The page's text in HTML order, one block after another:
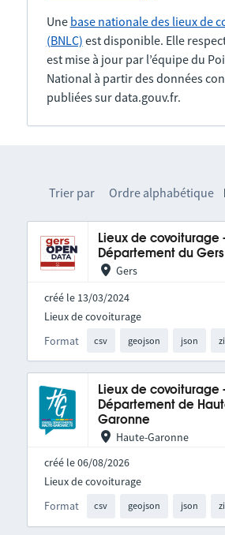
Une base nationale des lieux de
(BNLC) est disponible. Elle
est mise à jour par l’équipe du
National à partir des données
publiées sur data.gouv.fr.
Trier par Ordre alphabétique
Lieux de covoiturage
Département du Gers
Gers
créé le 13/03/2024
Format csv geojson json
Lieux de covoiturage
Lieux de covoiturage
Département de
Garonne
Haute-Garonne
créé le 06/08/2026
Format csv geojson json
Lieux de covoiturage